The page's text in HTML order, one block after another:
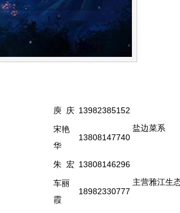
庾 庆 13982385152
盐边菜系
宋艳
华
13808147740
朱 宏 13808146296
主营雅江生
车丽
霞
18982330777